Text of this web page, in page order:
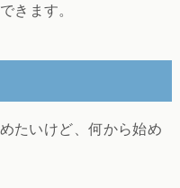
きます。
たいけど、何から始め